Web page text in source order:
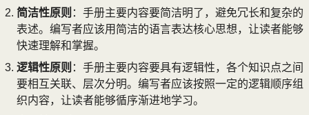
简洁性原则 ：手册主要内容要简洁明了，避免冗长和复杂的
表述。编写者应该用简洁的语言表达核心思想，让读者能够
快速理解和掌握。
逻辑性原则 ：手册主要内容要具有逻辑性，各个知识点之间
要相互关联、层次分明。编写者应该按照一定的逻辑顺序组
织内容，让读者能够循序渐进地学习。